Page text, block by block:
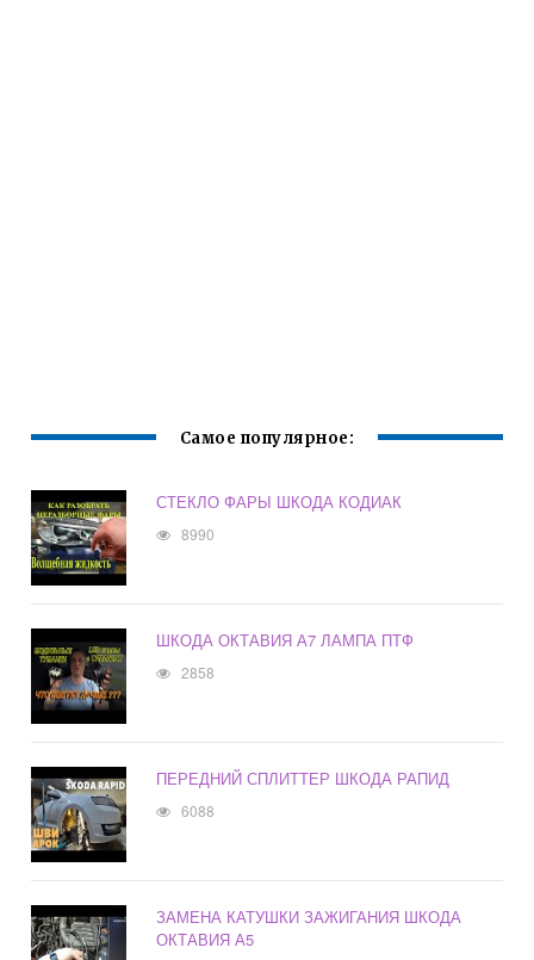
Самое популярное:
СТЕКЛО ФАРЫ ШКОДА КОДИАК
8990
ШКОДА ОКТАВИЯ А7 ЛАМПА ПТФ
2858
ПЕРЕДНИЙ СПЛИТТЕР ШКОДА РАПИД
6088
ЗАМЕНА КАТУШКИ ЗАЖИГАНИЯ ШКОДА
ОКТАВИЯ А5